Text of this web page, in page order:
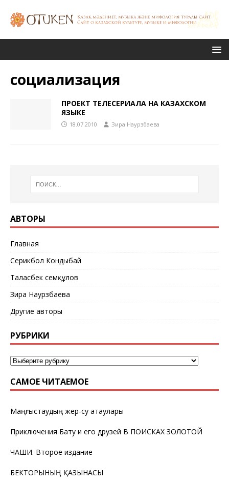
социализация
ПРОЕКТ ТЕЛЕСЕРИАЛА НА КАЗАХСКОМ
ЯЗЫКЕ
18.07.2010 Зира Наурзбаева
АВТОРЫ
Главная
Серикбол Кондыбай
Таласбек Әсемқұлов
Зира Наурзбаева
Другие авторы
РУБРИКИ
САМОЕ ЧИТАЕМОЕ
Маңғыстаудың жер-су атаулары
Приключения Бату и его друзей В ПОИСКАХ ЗОЛОТОЙ
ЧАШИ. Второе издание
БЕКТОРЫНЫҢ ҚАЗЫНАСЫ